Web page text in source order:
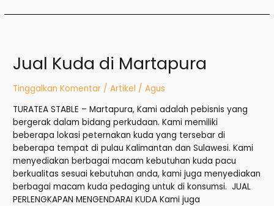
Jual Kuda di Martapura
Tinggalkan Komentar /Artikel /Agus
TURATEA STABLE – Martapura, Kami adalah pebisnis yang
bergerak dalam bidang perkudaan. Kami memiliki
beberapa lokasi peternakan kuda yang tersebar di
beberapa tempat di pulau Kalimantan dan Sulawesi. Kami
menyediakan berbagai macam kebutuhan kuda pacu
berkualitas sesuai kebutuhan anda, kami juga menyediakan
berbagai macam kuda pedaging untuk di konsumsi. JUAL
PERLENGKAPAN MENGENDARAI KUDA Kami juga
di
Martapura